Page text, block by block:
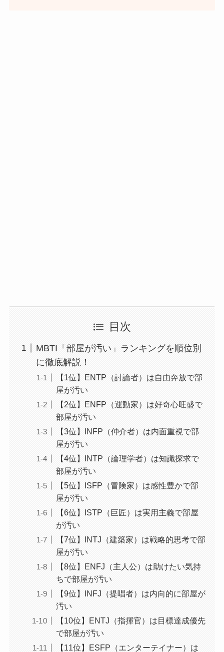
目次
MBTI「部屋が汚い」ランキングを順位別
に徹底解説！
【1位】ENTP（討論者）は自由奔放で部
屋が汚い
【2位】ENFP（運動家）は好奇心旺盛で
部屋が汚い
【3位】INFP（仲介者）は内面重視で部
屋が汚い
【4位】INTP（論理学者）は知識探求で
部屋が汚い
【5位】ISFP（冒険家）は感性豊かで部
屋が汚い
【6位】ISTP（巨匠）は実用主義で部屋
が汚い
【7位】INTJ（建築家）は戦略的思考で部
屋が汚い
【8位】ENFJ（主人公）は助けたい気持
ちで部屋が汚い
【9位】INFJ（提唱者）は内向的に部屋が
汚い
【10位】ENTJ（指揮官）は目標達成優先
で部屋が汚い
【11位】ESFP（エンターテイナー）は